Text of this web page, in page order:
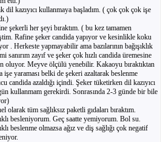
dil kazıyıcı kullanmaya başladım. ( çok çok çok işe
şekerli her şeyi bıraktım. ( bu kez tamamen
Rafine şeker candida yapıyor ve kesinlikle koku
. Herkeste yapmayabilir ama bazılarının bağışıklık
sanırım zayıf ve şeker çok hızlı candida üremesine
oluyor. Meyve ölçülü yenebilir. Kakaoyu bıraktıktan
işe yaraması belki de şekeri azaltarak beslenme
candida azaldığı içindi. Şeker tüketirken dil kazıyıcı
kullanmam gerekirdi. Sonrasında 2-3 günde bir bile
olarak tüm sağlıksız paketli gıdaları bıraktım.
besleniyorum. Geç saatte yemiyorum. Bol su.
beslenme olmazsa ağız ve diş sağlığı çok negatif